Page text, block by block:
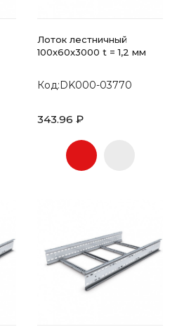
Лоток лестничный
100х60x3000 t = 1,2 мм
Код:DK000-03770
343.96 ₽